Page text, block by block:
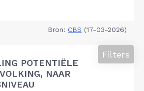
Bron: CBS (17-03-2026)
POTENTIËLE
NAAR
Filters